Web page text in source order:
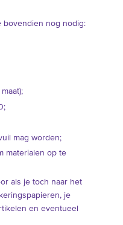
bovendien nog nodig:
mag worden;
materialen op te
als je toch naar het
je
en eventueel